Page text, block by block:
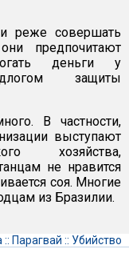
реже совершать
предпочитают
деньги у
защиты
В частности,
выступают
хозяйства,
не нравится
соя. Многие
из Бразилии.
:: Парагвай :: Убийство